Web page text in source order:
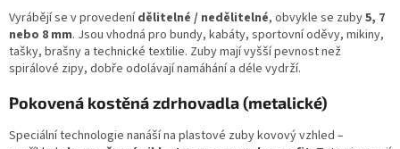
v
ý
p
i
u
Vyrábějí se v provedenídělitelné / nedělitelné, obvykle se zuby5, 7
nebo 8 mm. Jsou vhodná pro bundy, kabáty, sportovní oděvy, mikiny,
tašky, brašny a technické textilie. Zuby mají vyšší pevnost než
spirálové zipy, dobře odolávají namáhání a déle vydrží.
Pokovená kostěná zdrhovadla (metalické)
Speciální technologie nanáší na plastové zuby kovový vzhled –